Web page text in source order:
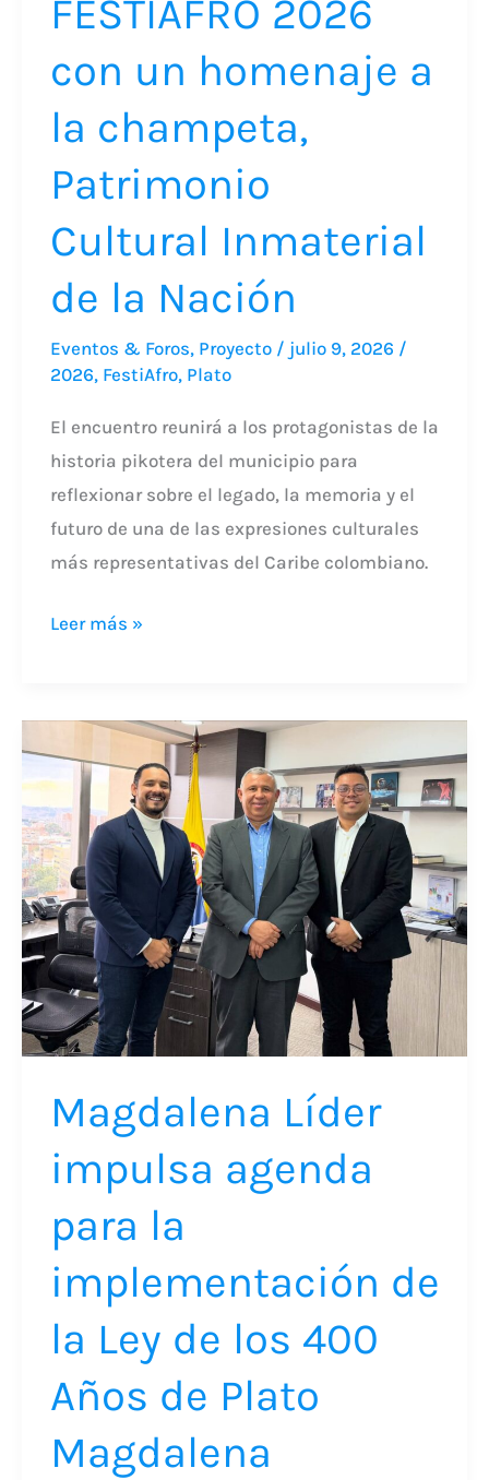
FESTIAFRO 2026
con un homenaje a
la champeta,
Patrimonio
Cultural Inmaterial
de la Nación
Eventos & Foros, Proyecto/ julio 9, 2026 /
2026, FestiAfro, Plato
El encuentro reunirá a los protagonistas de la
historia pikotera del municipio para
reflexionar sobre el legado, la memoria y el
futuro de una de las expresiones culturales
más representativas del Caribe colombiano.
Inmaterial
de
Nación
Leer más »
Magdalena Líder
impulsa agenda
para la
implementación de
la Ley de los 400
Años de Plato
Magdalena
Magdalena
Líder
impulsa
agenda
para
la
implementación
de
la
Ley
los
Años
Plato
Magdalena